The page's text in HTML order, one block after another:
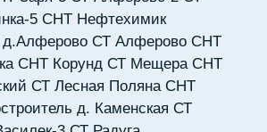
5 СНТ Нефтехимик
СТ Алферово СНТ
СНТ Корунд СТ Мещера СНТ
СТ Лесная Поляна СНТ
д. Каменская СТ